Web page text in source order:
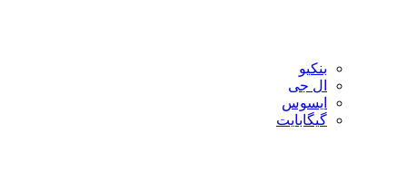
بنکیو
ال جی
ایسوس
گیگابایت